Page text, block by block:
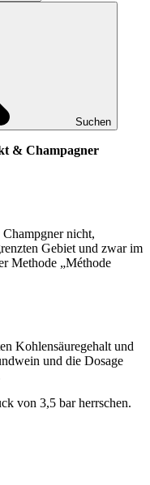
Suchen
& Champagner
nicht,
Gebiet und zwar im
Methode „Méthode
Kohlensäuregehalt und
und die Dosage
von 3,5 bar herrschen.